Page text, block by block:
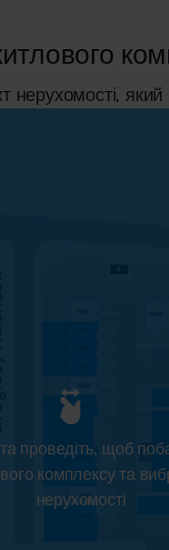
нерухомості, який
та проведіть, щоб
комплексу та
нерухомості